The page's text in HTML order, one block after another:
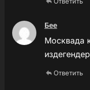
Бее
Москвада
издегендер
Ответить